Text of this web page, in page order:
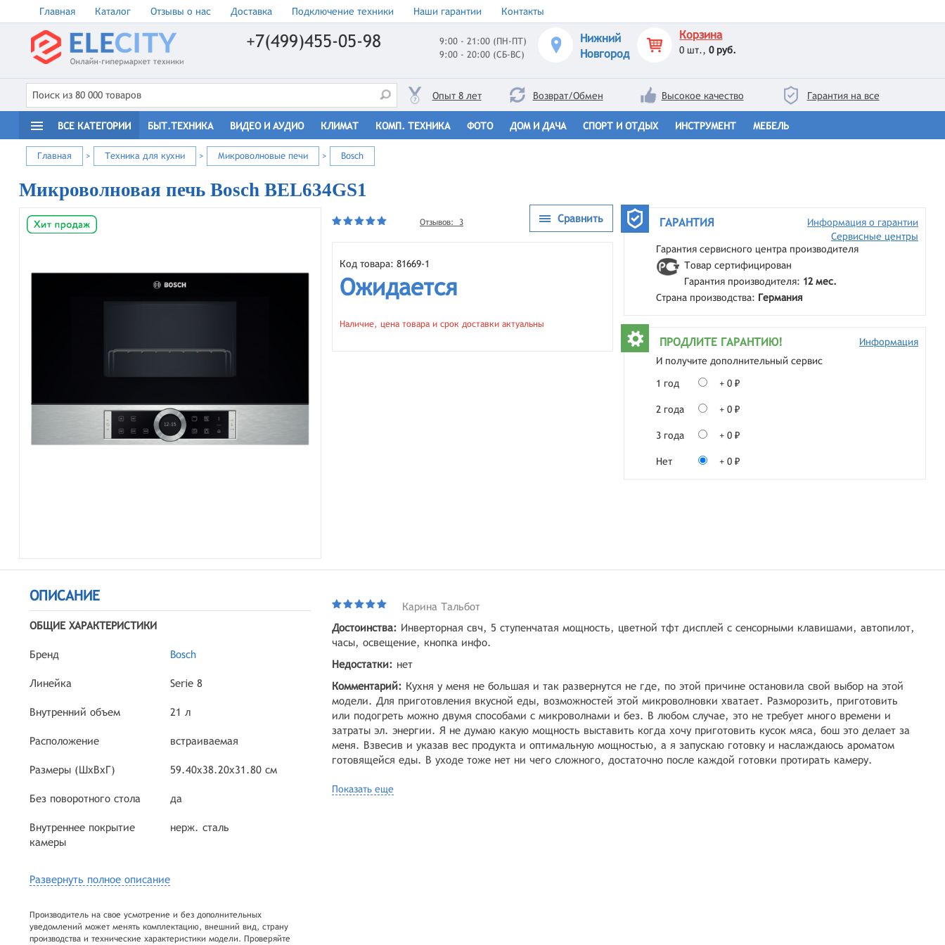
Главная Каталог Отзывы о нас Доставка Подключение техники Наши гарантии Контакты
+7(499)455-05-98
9:00 - 21:00 (ПН-ПТ)
9:00 - 20:00 (СБ-ВС)
Нижний
Новгород
Корзина
0 шт.,0 руб.
Опыт 8 лет Возврат/Обмен Высокое качество Гарантия на все
ВСЕ КАТЕГОРИИ БЫТ.ТЕХНИКА ВИДЕО И АУДИО КЛИМАТ КОМП. ТЕХНИКА ФОТО ДОМ И ДАЧА СПОРТ И ОТДЫХ ИНСТРУМЕНТ МЕБЕЛЬ
Главная > Техника для кухни > Микроволновые печи > Bosch
Микроволновая печь Bosch BEL634GS1
Отзывов: 3 Сравнить
Код товара: 81669-1
Ожидается
Наличие, цена товара и срок доставки актуальны
ГАРАНТИЯ
Информация о гарантии
Сервисные центры
Гарантия сервисного центра производителя
Товар сертифицирован
Гарантия производителя: 12 мес.
Страна производства: Германия
ПРОДЛИТЕ ГАРАНТИЮ!
И получите дополнительный сервис
Информация
1 год + 0 ₽
2 года + 0 ₽
3 года + 0 ₽
Нет + 0 ₽
ОПИСАНИЕ
ОБЩИЕ ХАРАКТЕРИСТИКИ
Бренд Bosch
Линейка Serie 8
Внутренний объем 21 л
Расположение встраиваемая
Размеры (ШхВхГ) 59.40x38.20x31.80 см
Без поворотного стола да
Внутреннее покрытие
камеры
нерж. сталь
Развернуть полное описание
Производитель на свое усмотрение и без дополнительных
уведомлений может менять комплектацию, внешний вид, страну
производства и технические характеристики модели. Проверяйте
Карина Тальбот
Достоинства: Инверторная свч, 5 ступенчатая мощность, цветной тфт дисплей с сенсорными клавишами, автопилот,
часы, освещение, кнопка инфо.
Недостатки: нет
Комментарий: Кухня у меня не большая и так развернутся не где, по этой причине остановила свой выбор на этой
модели. Для приготовления вкусной еды, возможностей этой микроволновки хватает. Разморозить, приготовить
или подогреть можно двумя способами с микроволнами и без. В любом случае, это не требует много времени и
затраты эл. энергии. Я не думаю какую мощность выставить когда хочу приготовить кусок мяса, бош это делает за
меня. Взвесив и указав вес продукта и оптимальную мощностью, а я запускаю готовку и наслаждаюсь ароматом
готовящейся еды. В уходе тоже нет ни чего сложного, достаточно после каждой готовки протирать камеру.
Показать еще